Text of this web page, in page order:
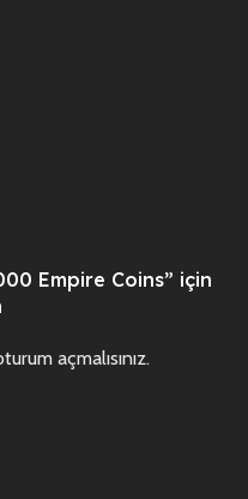
Empire Coins” için
açmalısınız.